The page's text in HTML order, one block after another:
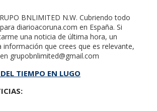
BNLIMITED N.W. Cubriendo todo
diarioacoruna.com en España. Si
una noticia de última hora, un
información que crees que es relevante,
grupobnlimited@gmail.com
TIEMPO EN LUGO